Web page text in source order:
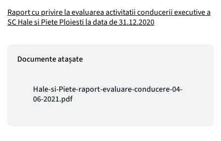
Raport cu privire la evaluarea activitatii conducerii executive a
SC Hale si Piete Ploiesti la data de 31.12.2020
Documente atașate
Hale-si-Piete-raport-evaluare-conducere-04-
06-2021.pdf